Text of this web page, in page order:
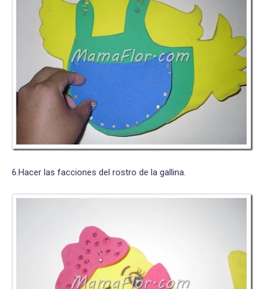
6.Hacer las facciones del rostro de la gallina.